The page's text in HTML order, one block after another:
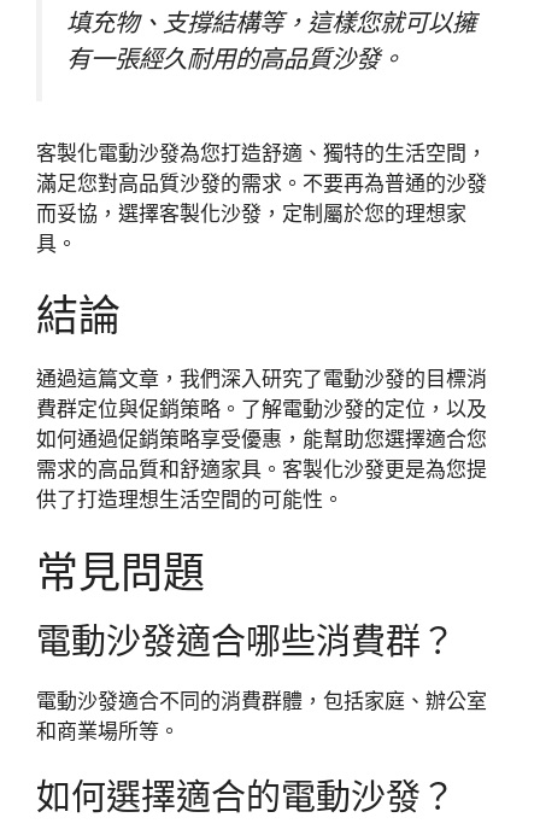
填充物、支撐結構等，這樣您就可以擁
有一張經久耐用的高品質沙發。
客製化電動沙發為您打造舒適、獨特的生活空間，
滿足您對高品質沙發的需求。不要再為普通的沙發
而妥協，選擇客製化沙發，定制屬於您的理想家
具。
結論
通過這篇文章，我們深入研究了電動沙發的目標消
費群定位與促銷策略。了解電動沙發的定位，以及
如何通過促銷策略享受優惠，能幫助您選擇適合您
需求的高品質和舒適家具。客製化沙發更是為您提
供了打造理想生活空間的可能性。
常見問題
電動沙發適合哪些消費群？
電動沙發適合不同的消費群體，包括家庭、辦公室
和商業場所等。
如何選擇適合的電動沙發？